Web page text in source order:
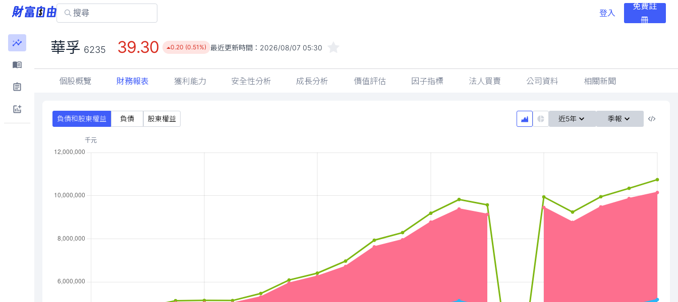
登入
免費註
冊
華孚 6235 39.30 0.20 (0.51%) 最近更新時間： 2026/08/07 05:30
個股概覽 財務報表 獲利能力 安全性分析 成長分析 價值評估 因子指標 法人買賣 公司資料 相關新聞
負債和股東權益 負債 股東權益 近5年 季報